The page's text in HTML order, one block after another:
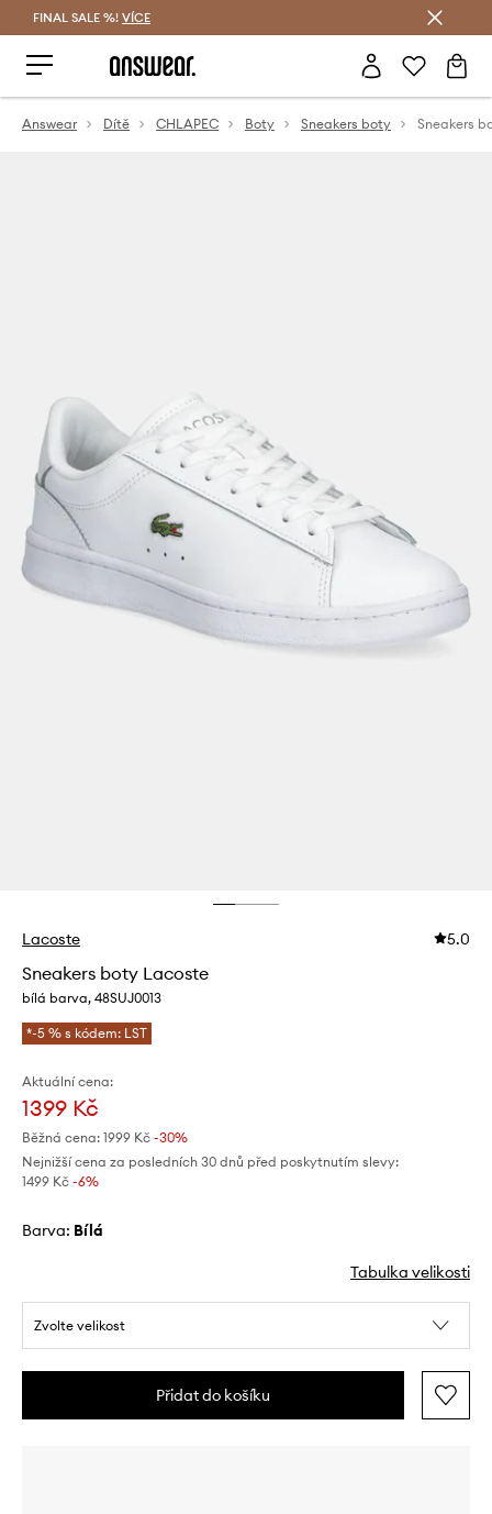
FINAL SALE %! VÍCE
Answear Dítě CHLAPEC Boty Sneakers boty Sneakers
Lacoste 5.0
Sneakers boty Lacoste
bílá barva, 48SUJ0013
*-5 % s kódem: LST
Aktuální cena:
1399 Kč
Běžná cena: 1999 Kč -30%
Nejnižší cena za posledních 30 dnů před poskytnutím slevy:
1499 Kč -6%
Barva: bílá
Tabulka velikosti
Zvolte velikost
Přidat do košíku